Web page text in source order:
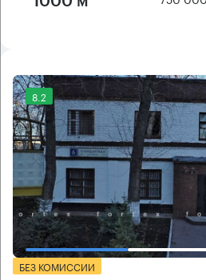
8.2
БЕЗ КОМИССИИ